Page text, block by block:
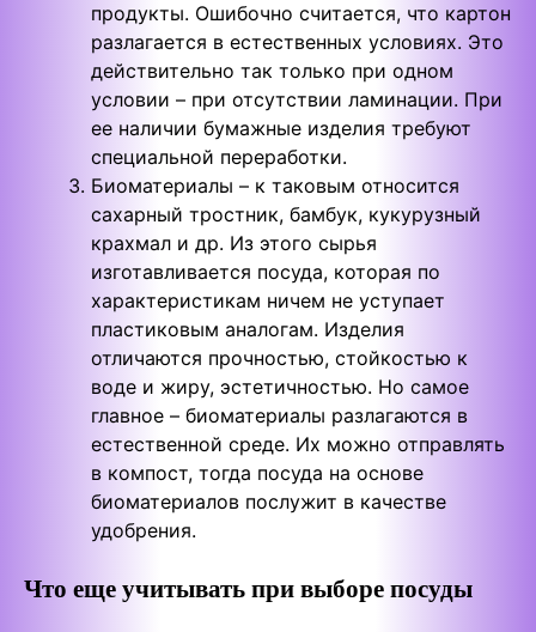
продукты. Ошибочно считается, что картон
разлагается в естественных условиях. Это
действительно так только при одном
условии – при отсутствии ламинации. При
ее наличии бумажные изделия требуют
специальной переработки.
Биоматериалы – к таковым относится
сахарный тростник, бамбук, кукурузный
крахмал и др. Из этого сырья
изготавливается посуда, которая по
характеристикам ничем не уступает
пластиковым аналогам. Изделия
отличаются прочностью, стойкостью к
воде и жиру, эстетичностью. Но самое
главное – биоматериалы разлагаются в
естественной среде. Их можно отправлять
в компост, тогда посуда на основе
биоматериалов послужит в качестве
удобрения.
Что еще учитывать при выборе посуды